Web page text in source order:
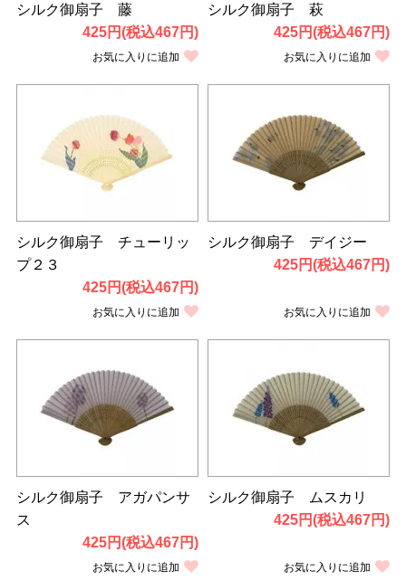
シルク御扇子 藤
425円(税込467円)
お気に入りに追加
シルク御扇子 萩
425円(税込467円)
お気に入りに追加
シルク御扇子 チューリッ
プ２３
425円(税込467円)
お気に入りに追加
シルク御扇子 デイジー
425円(税込467円)
お気に入りに追加
シルク御扇子 アガパンサ
ス
425円(税込467円)
お気に入りに追加
シルク御扇子 ムスカリ
425円(税込467円)
お気に入りに追加